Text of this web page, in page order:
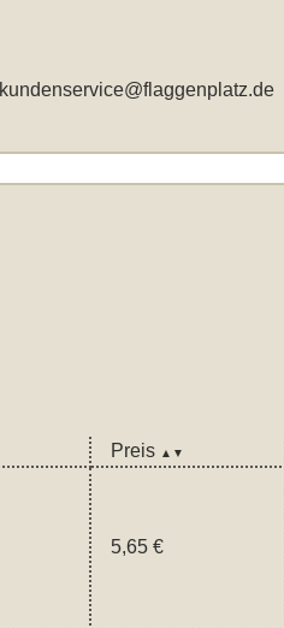
kundenservice@flaggenplatz.de
Preis ▲▼
5,65 €